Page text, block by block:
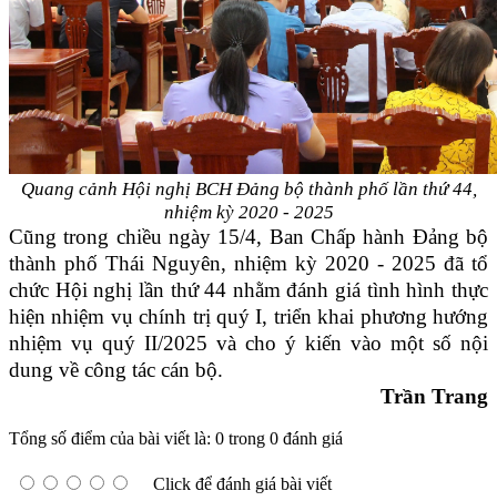
Quang cảnh Hội nghị BCH Đảng bộ thành phố lần thứ 44,
nhiệm kỳ 2020 - 2025
Cũng trong chiều ngày 15/4, Ban Chấp hành Đảng bộ
thành phố Thái Nguyên, nhiệm kỳ 2020 - 2025 đã tổ
chức Hội nghị lần thứ 44 nhằm đánh giá tình hình thực
hiện nhiệm vụ chính trị quý I, triển khai phương hướng
nhiệm vụ quý II/2025 và cho ý kiến vào một số nội
dung về công tác cán bộ.
Trần Trang
Tổng số điểm của bài viết là: 0 trong 0 đánh giá
Click để đánh giá bài viết